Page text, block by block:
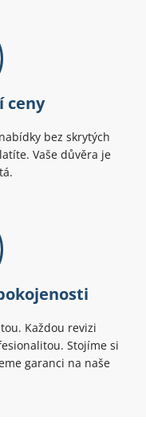
ceny
bez skrytých
Vaše důvěra je
Každou revizi
Stojíme si
garanci na naše